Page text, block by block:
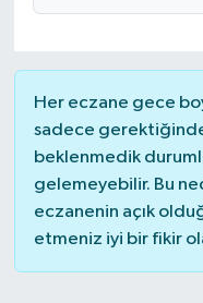
Her eczane gece
sadece
beklenmedik
gelemeyebilir. Bu
eczanenin açık
etmeniz iyi bir fikir